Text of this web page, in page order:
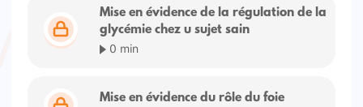
Mise en évidence de la régulation de la
glycémie chez u sujet sain
0 min
Mise en évidence du rôle du foie